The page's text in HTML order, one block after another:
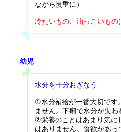
ながら慎重に）
冷たいもの、油っこいもの
幼児
水分を十分おぎなう
①水分補給が一番大切です
ません。下痢で水分が失わ
②栄養のことはあまり気に
はありません。食欲があっ